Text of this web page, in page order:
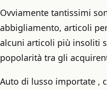
Ovviamente tantissimi
abbigliamento, articoli
alcuni articoli più insoliti
popolarità tra gli
Auto di lusso importate ,